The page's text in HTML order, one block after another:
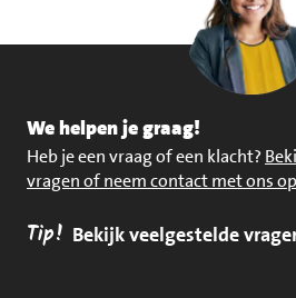
We helpen je graag!
Heb je een vraag of een klacht?
vragen of neem contact met ons op
Tip! Bekijk veelgestelde